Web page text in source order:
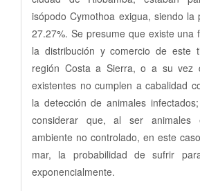
isópodo Cymothoa exigua, siendo la
27.27%. Se presume que existe una
la distribución y comercio de este
región Costa a Sierra, o a su vez
existentes no cumplen a cabalidad
la detección de animales
considerar que, al ser animales
ambiente no controlado, en este
mar, la probabilidad de sufrir
exponencialmente.